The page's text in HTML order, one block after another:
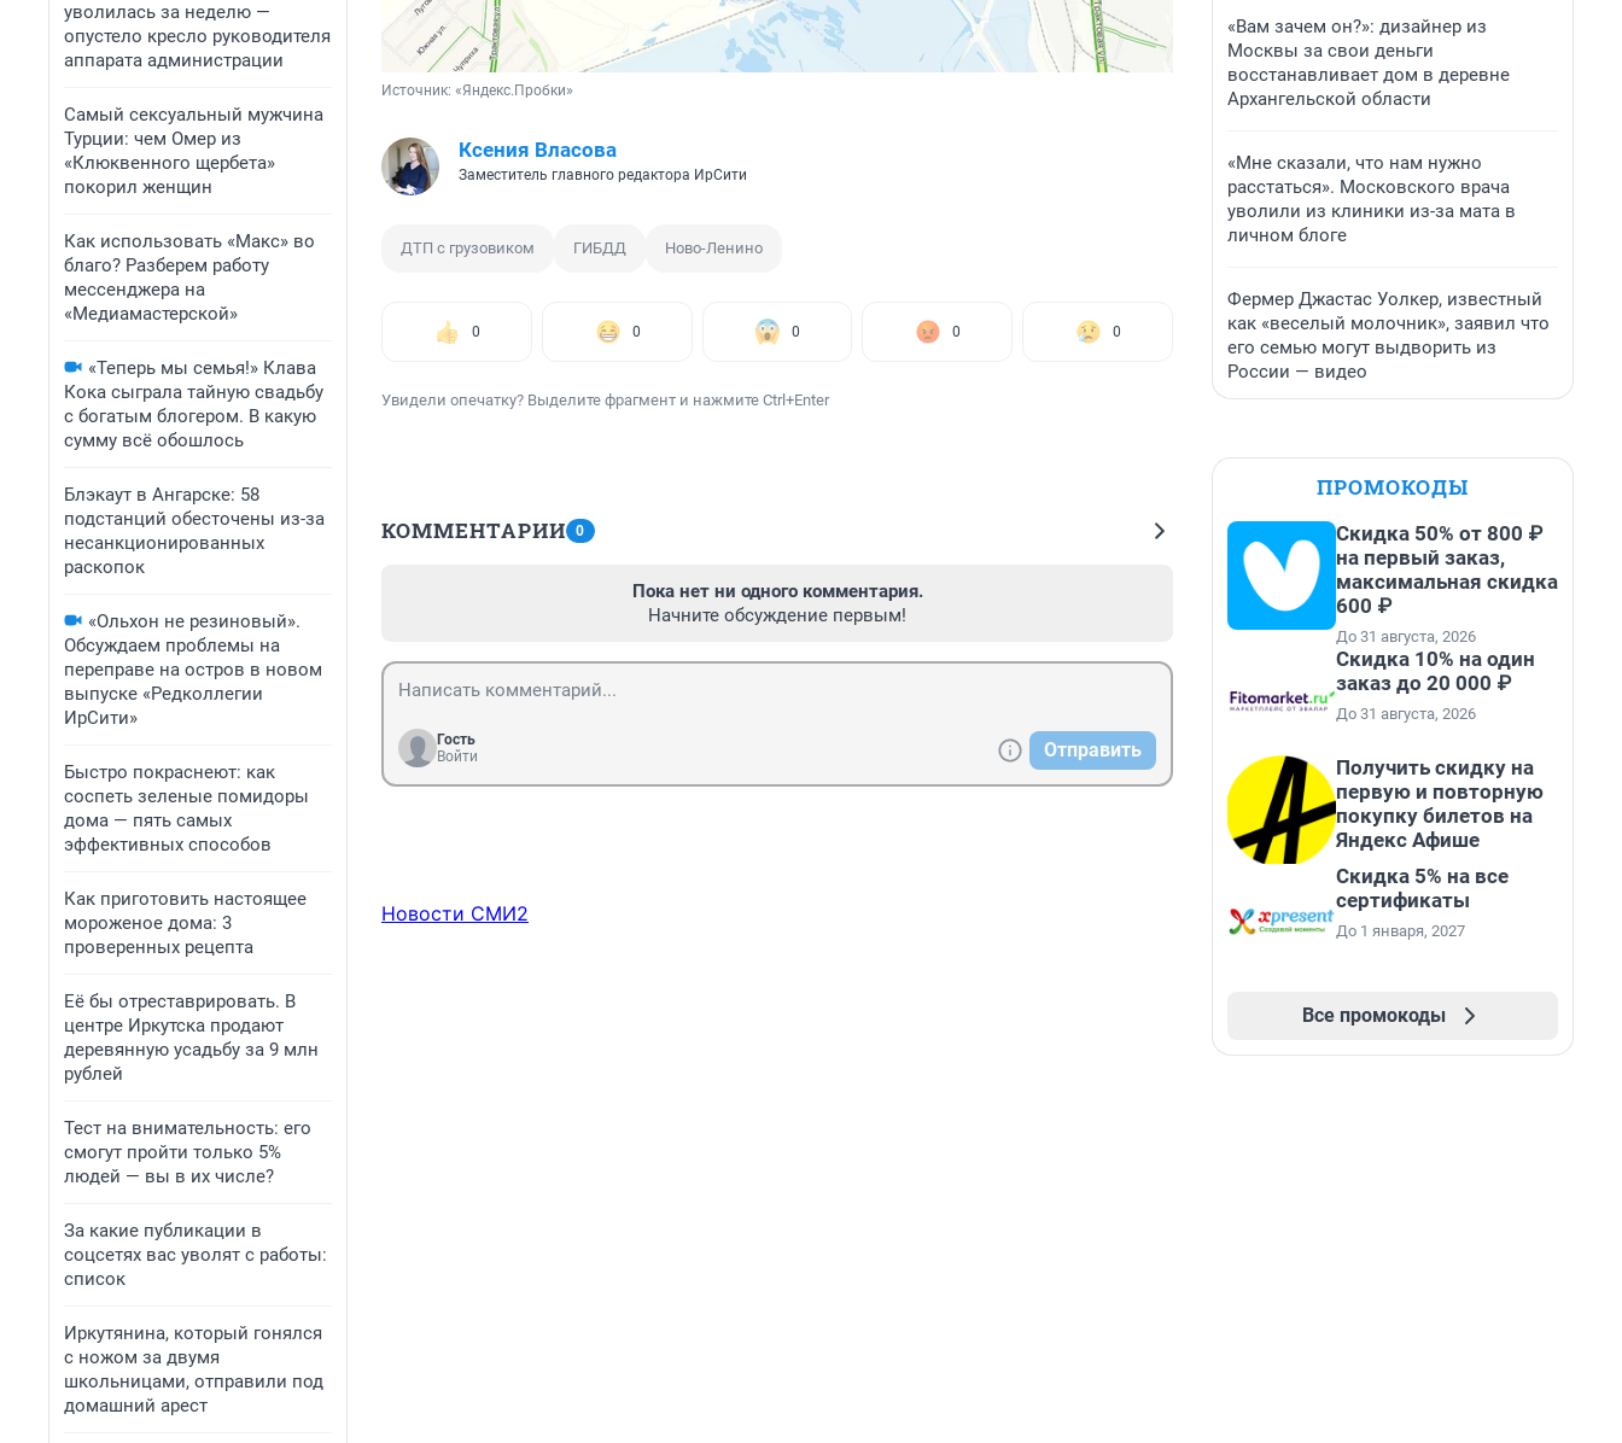
уволилась за неделю —
опустело кресло руководителя
аппарата администрации
Самый сексуальный мужчина
Турции: чем Омер из
«Клюквенного щербета»
покорил женщин
Как использовать «Макс» во
благо? Разберем работу
мессенджера на
«Медиамастерской»
«Теперь мы семья!» Клава
Кока сыграла тайную свадьбу
с богатым блогером. В какую
сумму всё обошлось
Блэкаут в Ангарске: 58
подстанций обесточены из-за
несанкционированных
раскопок
«Ольхон не резиновый».
Обсуждаем проблемы на
переправе на остров в новом
выпуске «Редколлегии
ИрСити»
Быстро покраснеют: как
соспеть зеленые помидоры
дома — пять самых
эффективных способов
Как приготовить настоящее
мороженое дома: 3
проверенных рецепта
Её бы отреставрировать. В
центре Иркутска продают
деревянную усадьбу за 9 млн
рублей
Тест на внимательность: его
смогут пройти только 5%
людей — вы в их числе?
За какие публикации в
соцсетях вас уволят с работы:
список
Иркутянина, который гонялся
с ножом за двумя
школьницами, отправили под
домашний арест
Источник: «Яндекс.Пробки»
Ксения Власова
Заместитель главного редактора ИрСити
ДТП с грузовиком ГИБДД Ново-Ленино
0 0 0 0 0
Увидели опечатку? Выделите фрагмент и нажмите Ctrl+Enter
КОММЕНТАРИИ 0
Пока нет ни одного комментария.
Начните обсуждение первым!
Гость
Войти
Отправить
Новости СМИ2
«Вам зачем он?»: дизайнер из
Москвы за свои деньги
восстанавливает дом в деревне
Архангельской области
«Мне сказали, что нам нужно
расстаться». Московского врача
уволили из клиники из-за мата в
личном блоге
Фермер Джастас Уолкер, известный
как «веселый молочник», заявил что
его семью могут выдворить из
России — видео
ПРОМОКОДЫ
Скидка 50% от 800 ₽
на первый заказ,
максимальная скидка
600 ₽
До 31 августа, 2026
Скидка 10% на один
заказ до 20 000 ₽
До 31 августа, 2026
Получить скидку на
первую и повторную
покупку билетов на
Яндекс Афише
Скидка 5% на все
сертификаты
До 1 января, 2027
Все промокоды